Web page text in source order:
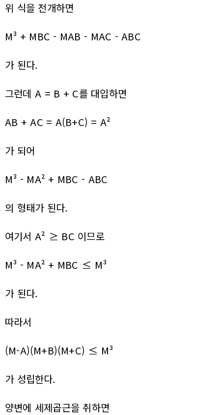
위 식을 전개하면
M³ + MBC - MAB - MAC - ABC
가 된다.
그런데 A = B + C를 대입하면
AB + AC = A(B+C) = A²
가 되어
M³ - MA² + MBC - ABC
의 형태가 된다.
여기서 A² ≥ BC 이므로
M³ - MA² + MBC ≤ M³
가 된다.
따라서
(M-A)(M+B)(M+C) ≤ M³
가 성립한다.
양변에 세제곱근을 취하면